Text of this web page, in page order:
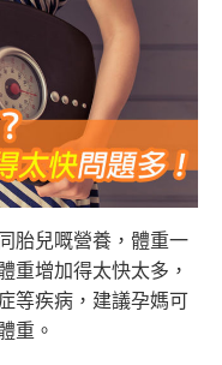
胎兒嘅營養，體重一
重增加得太快太多，
等疾病，建議孕媽可
重。